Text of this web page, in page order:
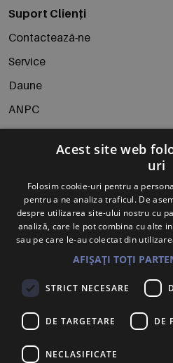
Suport Clienți
Contactează-ne
Service
Daune
ANPC
Politica de retur
Abonează-te la Newsletter
tale preferate.
Acest site web
uri
Folosim cookie-uri pentru a
pentru a ne analiza traficul. De
despre utilizarea site-ului nostru cu
analiză, care le pot combina cu alte
sau pe care le-au colectat din
AFIȘAȚI TOȚI
STRICT NECESARE
DE TARGETARE DE
NECLASIFICATE